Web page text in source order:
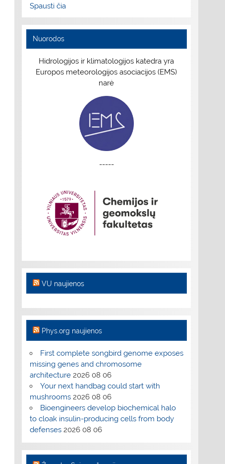
Spausti čia
Nuorodos
Hidrologijos ir klimatologijos katedra yra
Europos meteorologijos asociacijos (EMS)
narė
-----
VU naujienos
Phys.org naujienos
First complete songbird genome exposes
missing genes and chromosome
architecture 2026 08 06
Your next handbag could start with
mushrooms 2026 08 06
Bioengineers develop biochemical halo
to cloak insulin-producing cells from body
defenses 2026 08 06